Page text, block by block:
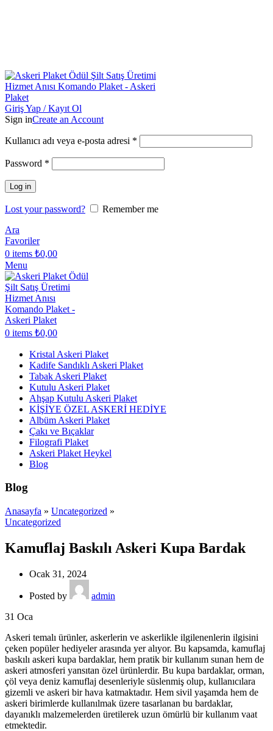
Giriş Yap / Kayıt Ol
Sign inCreate an Account
Kullanıcı adı veya e-posta adresi *
Password *
Log in
Lost your password?
Remember me
Ara
Favoriler
0 items ₺0,00
Menu
0 items ₺0,00
Kristal Askeri Plaket
Kadife Sandıklı Askeri Plaket
Tabak Askeri Plaket
Kutulu Askeri Plaket
Ahşap Kutulu Askeri Plaket
KİŞİYE ÖZEL ASKERİ HEDİYE
Albüm Askeri Plaket
Çakı ve Bıçaklar
Filografi Plaket
Askeri Plaket Heykel
Blog
Blog
Anasayfa » Uncategorized »
Uncategorized
Kamuflaj Baskılı Askeri Kupa Bardak
Ocak 31, 2024
Posted by
admin
31 Oca
Askeri temalı ürünler, askerlerin ve askerlikle ilgilenenlerin ilgisini
çeken popüler hediyeler arasında yer alıyor. Bu kapsamda, kamuflaj
baskılı askeri kupa bardaklar, hem pratik bir kullanım sunan hem de
askeri atmosferi yansıtan özel ürünlerdir. Bu kupa bardaklar, orman,
çöl veya deniz kamuflaj desenleriyle süslenmiş olup, kullanıcılara
gizemli ve askeri bir hava katmaktadır. Hem sivil yaşamda hem de
askeri birimlerde kullanılmak üzere tasarlanan bu bardaklar,
dayanıklı malzemelerden üretilerek uzun ömürlü bir kullanım vaat
etmektedir.